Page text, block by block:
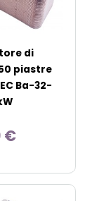
di
piastre
Ba-32-
€